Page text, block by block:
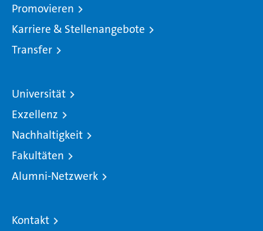
Promovieren
Karriere & Stellenangebote
Transfer
Universität
Exzellenz
Nachhaltigkeit
Fakultäten
Alumni-Netzwerk
Kontakt